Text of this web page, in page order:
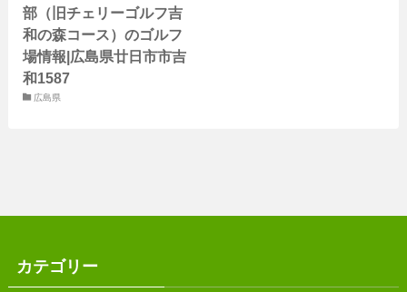
部（旧チェリーゴルフ吉
和の森コース）のゴルフ
場情報|広島県廿日市市吉
和1587
広島県
カテゴリー